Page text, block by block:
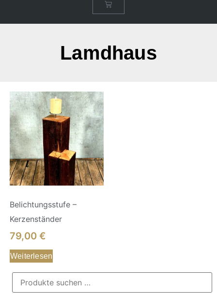
Lamdhaus
Belichtungsstufe –
Kerzenständer
79,00€
Weiterlesen